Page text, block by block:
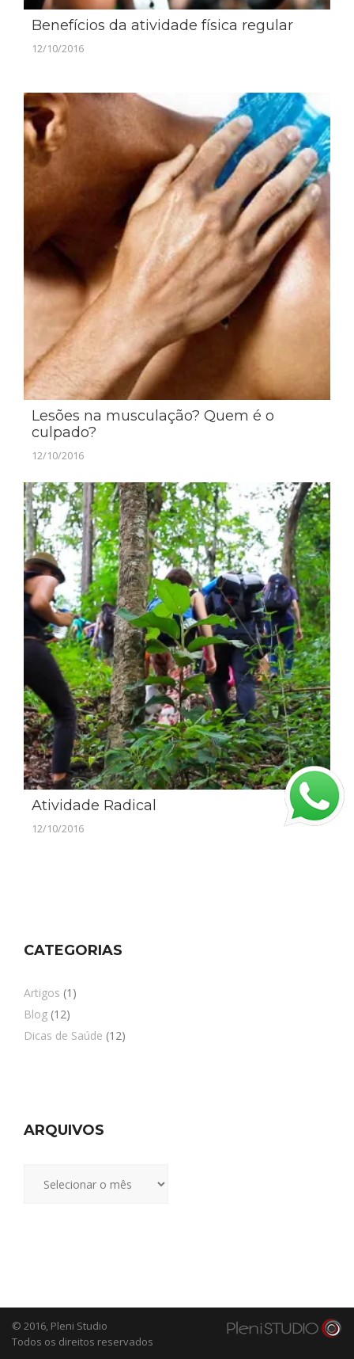
Benefícios da atividade física regular
12/10/2016
Lesões na musculação? Quem é o
culpado?
12/10/2016
Atividade Radical
12/10/2016
CATEGORIAS
Artigos (1)
Blog (12)
Dicas de Saúde (12)
ARQUIVOS
© 2016, Pleni Studio
Todos os direitos reservados